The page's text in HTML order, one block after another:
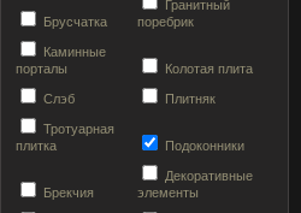
Брусчатка
Гранитный
поребрик
Каминные
порталы
Колотая плита
Слэб Плитняк
Тротуарная
плитка
Подоконники
Брекчия
Декоративные
элементы